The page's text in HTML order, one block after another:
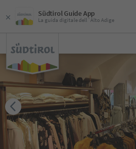
Südtirol Guide App
La guida digitale dell´Alto Adige